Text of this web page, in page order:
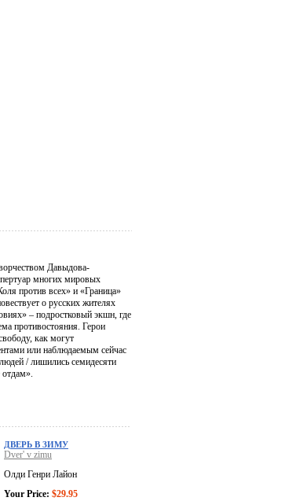
Давыдова-
многих мировых
против всех» и «Граница»
о русских жителях
– подростковый экшн, где
противостояния. Герои
как могут
или наблюдаемым сейчас
/ лишились семидесяти
отдам».
ДВЕРЬ В ЗИМУ
Dver' v zimu
Олди Генри Лайон
Your Price: $29.95